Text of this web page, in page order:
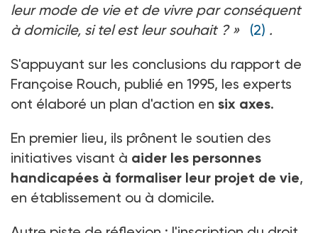
leur mode de vie et de vivre par conséquent
à domicile, si tel est leur souhait ? »
(2) .
S'appuyant sur les conclusions du rapport de
Françoise Rouch, publié en 1995, les experts
ont élaboré un plan d'action en six axes.
En premier lieu, ils prônent le soutien des
initiatives visant à aider les personnes
handicapées à formaliser leur projet de vie,
en établissement ou à domicile.